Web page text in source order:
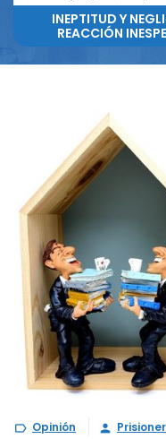
INEPTITUD Y
REACCIÓN
 Opinión 